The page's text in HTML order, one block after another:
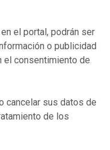
el portal, podrán ser
o publicidad
el consentimiento de
cancelar sus datos de
de los